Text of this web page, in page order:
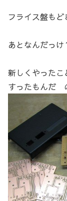
フライス盤もど
あとなんだっけ
新しくやったこ
すったもんだ